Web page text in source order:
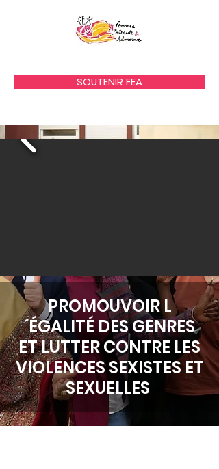
SOUTENIR FEA
PROMOUVOIR L
´ÉGALITÉ DES GENRES
ET LUTTER CONTRE LES
VIOLENCES SEXISTES ET
SEXUELLES